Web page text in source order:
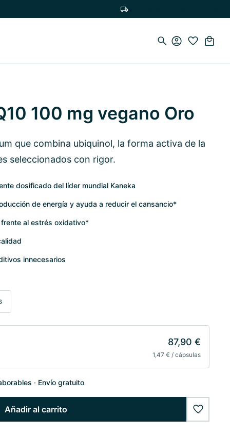
100 mg vegano Oro
que combina ubiquinol, la forma activa de la
seleccionados con rigor.
dosificado del líder mundial Kaneka
de energía y ayuda a reducir el cansancio*
al estrés oxidativo*
innecesarios
87,90 €
1,47 € / cápsulas
Envío gratuito
Añadir al carrito